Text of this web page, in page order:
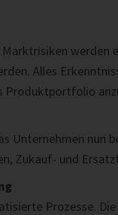
Alles
Produktportfolio
nun
Zukauf- und
Prozesse.